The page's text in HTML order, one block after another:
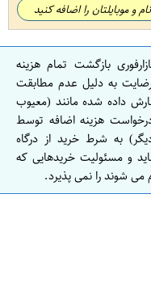
و موبایلتان را اضافه کنید
بازگشت تمام هزینه
به دلیل عدم مطابقت
داده شده مانند (معیوب
هزینه اضافه توسط
به شرط خرید از درگاه
و مسئولیت خریدهایی که
می شوند را نمی پذیرد.